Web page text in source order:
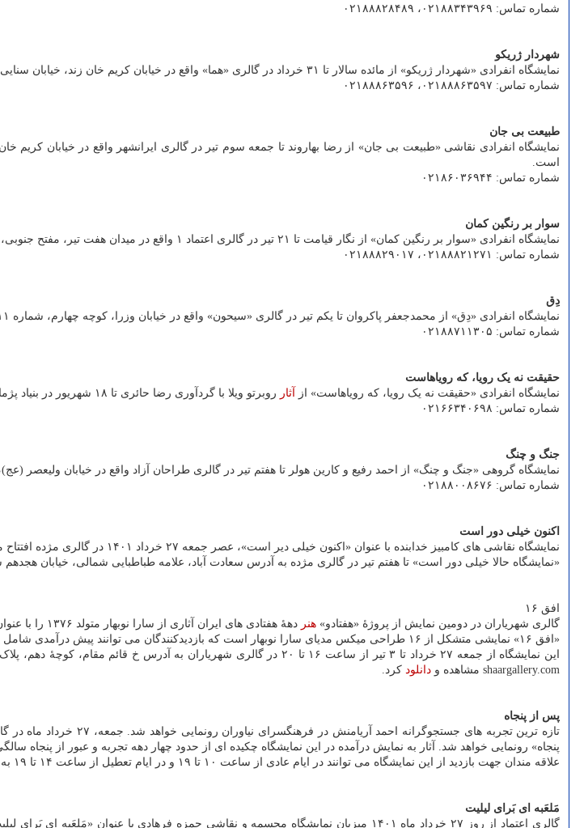
شماره تماس: ۰۲۱۸۸۳۴۳۹۶۹، ۰۲۱۸۸۸۲۸۴۸۹
شهردار ژریکو
نمایشگاه انفرادی «شهردار ژریکو» از مائده سالار تا ۳۱ خرداد در گالری «هما» واقع در خیابان کریم خان زند، خیابان سنایی، کوچه چهارم غربی، پلاک ۸، واحد یک همه روزه از ساعت ۱۲ تا ۲۰ برقرار است.
شماره تماس: ۰۲۱۸۸۸۶۳۵۹۷، ۰۲۱۸۸۸۶۳۵۹۶
طبیعت بی جان
است.
شماره تماس: ۰۲۱۸۶۰۳۶۹۴۴
سوار بر رنگین کمان
نمایشگاه انفرادی «سوار بر رنگین کمان» از نگار قیامت تا ۲۱ تیر در گالری اعتماد ۱ واقع در میدان هفت تیر، مفتح جنوبی، بن بست شیرودی پلاک ۲۵ بجز دوشنبه ها از ۱۲ تا ۲۰ برپا است.
شماره تماس: ۰۲۱۸۸۸۲۱۲۷۱، ۰۲۱۸۸۸۲۹۰۱۷
دِق
نمایشگاه انفرادی «دِق» از محمدجعفر پاکروان تا یکم تیر در گالری «سیحون» واقع در خیابان وزرا، کوچه چهارم، شماره ۱۱ بجز روزهای یکشنبه، سه شنبه، پنجشنبه از ساعت ۱۱ تا ۱۹ برپا است.
شماره تماس: ۰۲۱۸۸۷۱۱۳۰۵
حقیقت نه یک رویا، که رویاهاست
نمایشگاه انفرادی «حقیقت نه یک رویا، که رویاهاست» از آثار روبرتو ویلا با گردآوری رضا حائری تا ۱۸ شهریور در بنیاد پژمان خیابان فردوسی، خیابان تقوی، کوچه بهداشت، پلاک ۶ از ساعت ۱۵ تا ۲۰ دایر است.
شماره تماس: ۰۲۱۶۶۳۴۰۶۹۸
جنگ و چنگ
نمایشگاه گروهی «جنگ و چنگ» از احمد رفیع و کارین هولر تا هفتم تیر در گالری طراحان آزاد واقع در خیابان ولیعصر (عج)، خیابان فتحی شقاقی، میدان
شماره تماس: ۰۲۱۸۸۰۰۸۶۷۶
اکنون خیلی دور است
نمایشگاه نقاشی های کامبیز خدابنده با عنوان «اکنون خیلی دیر است»، عصر جمعه ۲۷ خرداد ۱۴۰۱ در گالری مژده افتتاح می شود.
«نمایشگاه حالا خیلی دور است» تا هفتم تیر در گالری مژده به آدرس سعادت آباد، علامه طباطبایی شمالی، خیابان هجدهم شرقی، پلاک ۲۷
افق ۱۶
گالری شهریاران در دومین نمایش از پروژهٔ «هفتادو» هنر دههٔ هفتادی های ایران آثاری از سارا نوبهار متولد ۱۳۷۶ را با عنوان «اُفق ۱۶» به نمایش می گذارد.
«افق ۱۶» نمایشی متشکل از ۱۶ طراحی میکس مدیای سارا نوبهار است که بازدیدکنندگان می توانند پیش درآمدی شامل پنج تابلو نقاشی را نیز در بدو ورود تماشا کنند.
shaargallery.com مشاهده و
دانلود کرد.
پس از پنجاه
تازه ترین تجربه های
پنجاه» رونمایی خواهد شد. آثار به نمایش درآمده در این نمایشگاه چکیده ای از حدود چهار دهه تجربه و عبور از پنجاه
علاقه مندان جهت بازدید از این نمایشگاه می توانند در ایام عادی از ساعت ۱۰ تا ۱۹ و در ایام تعطیل از ساعت ۱۴ تا ۱۹ به فرهنگسرای نیاوران مراجعه کنند. این نمایشگاه تا چهارم تیرماه ادامه خواهد داشت.
مَلعَبه ای بَرای لیلیت
گالری اعتماد از روز ۲۷ خرداد ماه ۱۴۰۱ میزبان نمایشگاه مجسمه و نقاشی حمزه فرهادی با